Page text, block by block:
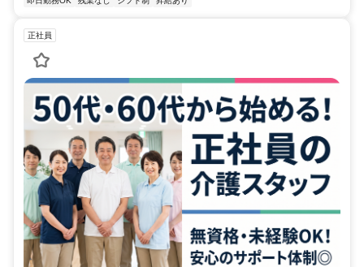
正社員